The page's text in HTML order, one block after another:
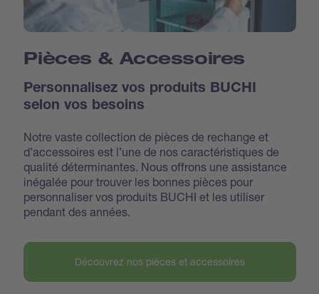
Pièces & Accessoires
Personnalisez vos produits BUCHI
selon vos besoins
Notre vaste collection de pièces de rechange et
d’accessoires est l’une de nos caractéristiques de
qualité déterminantes. Nous offrons une assistance
inégalée pour trouver les bonnes pièces pour
personnaliser vos produits BUCHI et les utiliser
pendant des années.
Découvrez nos pièces et accessoires